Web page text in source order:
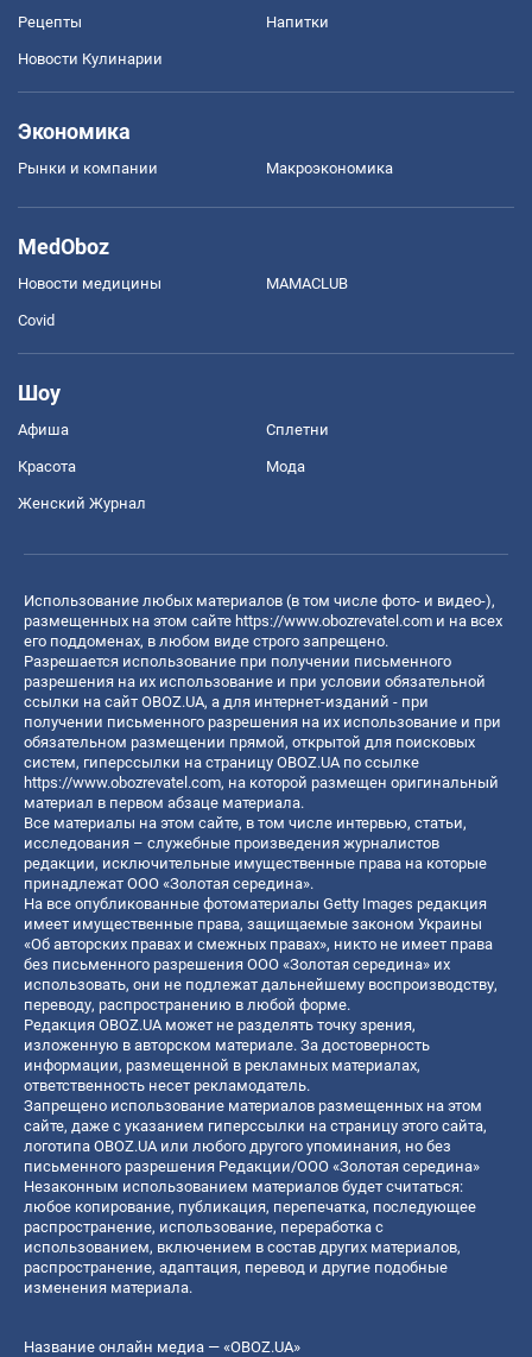
Рецепты Напитки
Новости Кулинарии
Экономика
Рынки и компании Mакроэкономика
MedOboz
Новости медицины MAMACLUB
Covid
Шоу
Афиша Сплетни
Красота Мода
Женский Журнал
Использование любых материалов (в том числе фото- и видео-),
размещенных на этом сайте https://www.obozrevatel.com и на всех
его поддоменах, в любом виде строго запрещено.
Разрешается использование при получении письменного
разрешения на их использование и при условии обязательной
ссылки на сайт OBOZ.UA, а для интернет-изданий - при
получении письменного разрешения на их использование и при
обязательном размещении прямой, открытой для поисковых
систем, гиперссылки на страницу OBOZ.UA по ссылке
https://www.obozrevatel.com, на которой размещен оригинальный
материал в первом абзаце материала.
Все материалы на этом сайте, в том числе интервью, статьи,
исследования – служебные произведения журналистов
редакции, исключительные имущественные права на которые
принадлежат ООО «Золотая середина».
На все опубликованные фотоматериалы Getty Images редакция
имеет имущественные права, защищаемые законом Украины
«Об авторских правах и смежных правах», никто не имеет права
без письменного разрешения ООО «Золотая середина» их
использовать, они не подлежат дальнейшему воспроизводству,
переводу, распространению в любой форме.
Редакция OBOZ.UA может не разделять точку зрения,
изложенную в авторском материале. За достоверность
информации, размещенной в рекламных материалах,
ответственность несет рекламодатель.
Запрещено использование материалов размещенных на этом
сайте, даже с указанием гиперссылки на страницу этого сайта,
логотипа OBOZ.UA или любого другого упоминания, но без
письменного разрешения Редакции/ООО «Золотая середина»
Незаконным использованием материалов будет считаться:
любое копирование, публикация, перепечатка, последующее
распространение, использование, переработка с
использованием, включением в состав других материалов,
распространение, адаптация, перевод и другие подобные
изменения материала.
Название онлайн медиа — «OBOZ.UA»